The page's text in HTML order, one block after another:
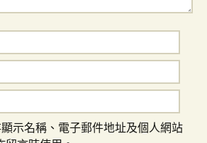
示名稱、電子郵件地址及個人網站